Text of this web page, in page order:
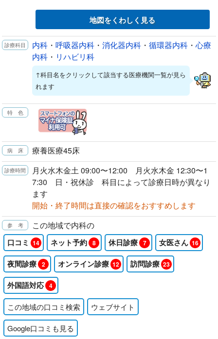
地図をくわしく見る
内科 ・ 呼吸器内科 ・ 消化器内科 ・ 循環器内科 ・ 心療
内科 ・ リハビリ科
↑科目名をクリックして該当する医療機関一覧が見ら
れます
療養医療45床
月火水木金土 09:00〜12:00 月火水木金 12:30〜1
7:30 日・祝休診 科目によって診療日時が異なり
ます
開始・終了時間は直接の確認をおすすめします
この地域で内科の
口コミ 14 ネット予約 8 休日診療 7 女医さん 16
夜間診療 2 オンライン診療 12 訪問診療 23
外国語対応 4
この地域の口コミ検索 ウェブサイト
Google口コミも見る